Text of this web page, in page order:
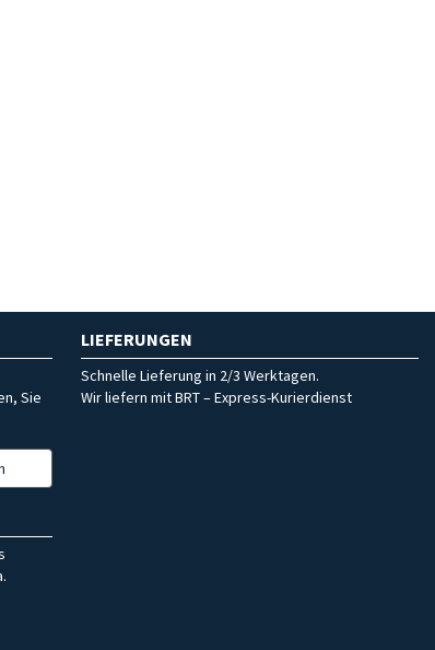
Sie
LIEFERUNGEN
Schnelle Lieferung in 2/3 Werktagen.
Wir liefern mit BRT – Express-Kurierdienst